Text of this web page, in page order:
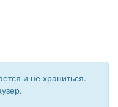
сеть RD
и не храниться.